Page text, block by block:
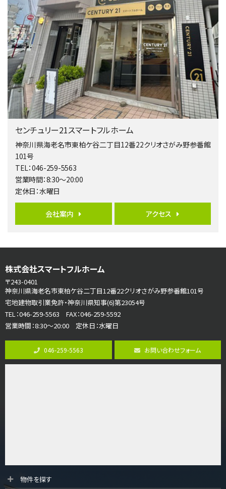
第4位
3,680万円
4ＳＬＤＫ
海老名駅
バ15分・歩1分
リビングダイニング部分の床暖房完備 車並列2台駐…
第5位
3,680万円
4ＬＤＫ
橋本駅
第6位
バ12分・歩7分
大規模開発分譲地内の新築戸建！開発道路は幅員４.…
3,680万円
ご家族が集まるLDKは１７．５帖とゆとりある広さ…
第8位
長後駅
バ11分・歩6分
全棟ＬＤＫは16帖の4ＬＤＫ！食器洗い乾燥機や浴…
センチュリー21スマートフルホーム
神奈川県海老名市東柏ケ谷二丁目12番22クリオさがみ野参番館
101号
TEL：046-259-5563
営業時間：8:30～20:00
定休日：水曜日
会社案内 アクセス
株式会社スマートフルホーム
〒243-0401
神奈川県海老名市東柏ケ谷二丁目12番22クリオさがみ野参番館101号
宅地建物取引業免許・神奈川県知事(6)第23054号
TEL：046-259-5563 FAX：046-259-5592
営業時間：8:30～20:00 定休日：水曜日
046-259-5563 お問い合わせフォーム
物件を探す